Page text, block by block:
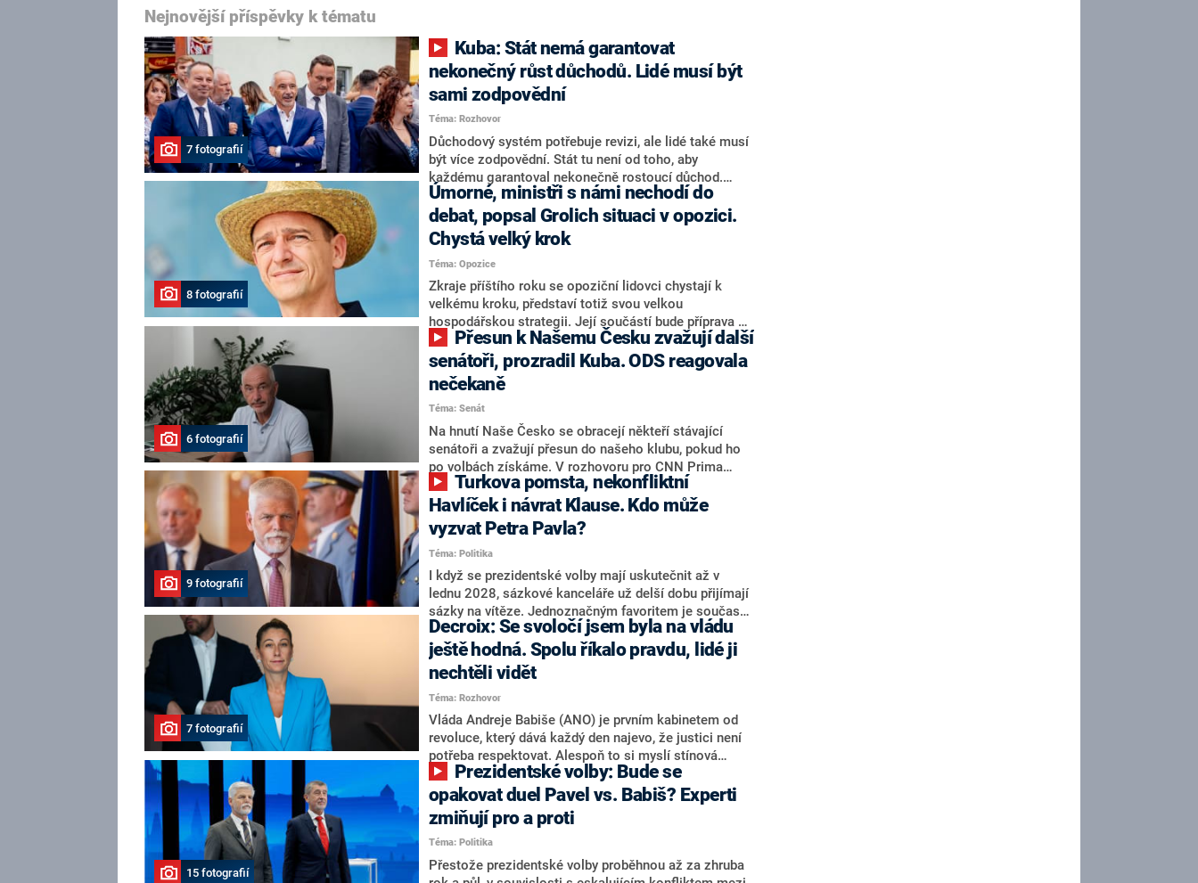
Nejnovější příspěvky k tématu
7 fotografií
nekonečný růst důchodů. Lidé musí být
sami zodpovědní
Téma: Rozhovor
Důchodový systém potřebuje revizi, ale lidé také musí
být více zodpovědní. Stát tu není od toho, aby
každému garantoval nekonečně rostoucí důchod.
Chybí tu nový systém a my ho představíme,řekl
hejtman Jihočeského kraje a předseda hnutí Naše
Česko Martin Kuba v rozhovoru pro CNN Prima NEWS.
V čele státu pak podle něj nemůže být člověk, který by
střetem zájmů omezoval čerpání financí a rozvoj,
dodal. Řešení u Andreje Babiše ale hodnotit nechtěl.
8 fotografií
Úmorné, ministři s námi nechodí do
debat, popsal Grolich situaci v opozici.
Chystá velký krok
Téma: Opozice
Zkraje příštího roku se opoziční lidovci chystají k
velkému kroku, představí totiž svou velkou
hospodářskou strategii. Její součástí bude příprava na
stárnutí populace, řekl ve středu na setkání s novináři
nový předseda lidovců Jan Grolich. Ten zároveň v
senátních volbách kandiduje ve Vyškově. Popsal i
aktivitu opozice, o níž vládní strany nebo političtí
komentátoři mluví jako o slabé a v defenzivě. „Je to
úmorná práce upozorňovat na chyby vlády. Ministři s
námi navíc nechodí do debat. Chceme ale ukazovat
svoje témata,“ odpověděl Grolich na dotaz CNN Prima
NEWS.
6 fotografií
senátoři, prozradil Kuba. ODS reagovala
nečekaně
Téma: Senát
Na hnutí Naše Česko se obracejí někteří stávající
senátoři a zvažují přesun do našeho klubu, pokud ho
po volbách získáme. V rozhovoru pro CNN Prima
NEWS to řekl zakladatel hnutí a jihočeský hejtman
Martin Kuba. Konkrétní nebyl, ale získat by takto mohl
například senátora Zdeňka Hrabu, který je dnes
součástí klubu ODS a TOP 09. Hraba to na dotaz
redakce nevyloučil. Předseda klubu senátorů ODS
Zdeněk Nytra redakci řekl, že počítá s odchodem
některých senátorů z klubu a že Naše Česko není
nepřítel, ale soupeř.
9 fotografií
Havlíček i návrat Klause. Kdo může
vyzvat Petra Pavla?
Téma: Politika
I když se prezidentské volby mají uskutečnit až v
lednu 2028, sázkové kanceláře už delší dobu přijímají
sázky na vítěze. Jednoznačným favoritem je současná
hlava státu Petr Pavel. Daleko za ním pak bookmakeři
zmiňují dva výrazné politiky ANO, tedy premiéra
Andreje Babiše a ministra průmyslu Karla Havlíčka.
Oblíbeným tipem samotných sázkařů je poslanec za
Motoristy Filip Turek. Politolog Jan Kubáček nicméně
o případné kandidatuře kohokoliv ze zmíněné trojice
značně pochybuje. Podle něj současná koalice dosud
nemá osobu, která by Pavlovi mohla konkurovat.
7 fotografií
Decroix: Se svoločí jsem byla na vládu
ještě hodná. Spolu říkalo pravdu, lidé ji
nechtěli vidět
Téma: Rozhovor
Vláda Andreje Babiše (ANO) je prvním kabinetem od
revoluce, který dává každý den najevo, že justici není
potřeba respektovat. Alespoň to si myslí stínová
ministryně spravedlnosti ODS Eva Decroix. V
rozhovoru pro CNN Prima NEWS si nebrala servítky
ohledně politického výkonu svého nástupce Jeronýma
Tejce (za ANO) či vládní zmocněnkyně pro lidská
práva Taťány Malé (ANO). Označením „svoloč“ na
adresu vlády prý byla ještě hodná. Decroix se také
15 fotografií
opakovat duel Pavel vs. Babiš? Experti
zmiňují pro a proti
Téma: Politika
Přestože prezidentské volby proběhnou až za zhruba